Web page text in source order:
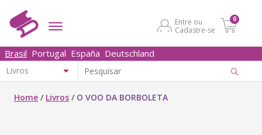
Entre ou
Cadastre-se
0
Brasil Portugal España Deutschland
Home / Livros / O VOO DA BORBOLETA